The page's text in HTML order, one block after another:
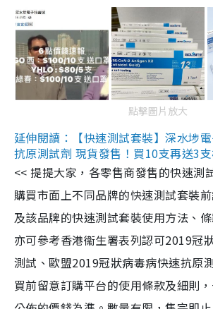
點擊圖片放大
延伸閱讀：【快速測試套裝】深水埗
抗原測試劑 現貨發售！買10支再送3
<< 提提大家，各零售商發售的快速測
購買市面上不同品牌的快速測試套裝
及該品牌的快速測試套裝使用方法、
亦可參考香港衞生署表列認可2019冠
測試、歐盟2019冠狀病毒病快速抗原
買前留意訂購平台的使用條款及細則